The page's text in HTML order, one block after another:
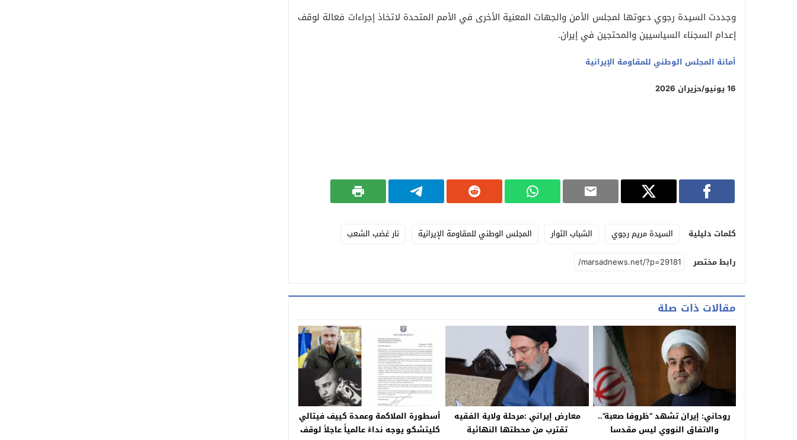
وجددت السيدة رجوي دعوتها لمجلس الأمن والجهات المعنية الأخرى في الأمم المتحدة لاتخاذ إجراءات فعالة لوقف
إعدام السجناء السياسيين والمحتجين في إيران.
أمانة المجلس الوطني للمقاومة الإيرانية
16 يونيو/حزيران 2026
كلمات دليلية السيدة مريم رجوي الشباب الثوار المجلس الوطني للمقاومة الإيرانية
نار غضب الشعب
رابط مختصر
مقالات ذات صلة
روحاني: إيران تشهد “ظروفا صعبة”..
والاتفاق النووي ليس مقدسا
معارض إيراني :مرحلة ولاية الفقيه
تقترب من محطتها النهائية
أسطورة الملاكمة وعمدة كييف فيتالي
كليتشكو يوجه نداءً عالمياً عاجلاً لوقف